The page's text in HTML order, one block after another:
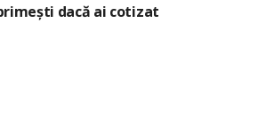
dacă ai cotizat